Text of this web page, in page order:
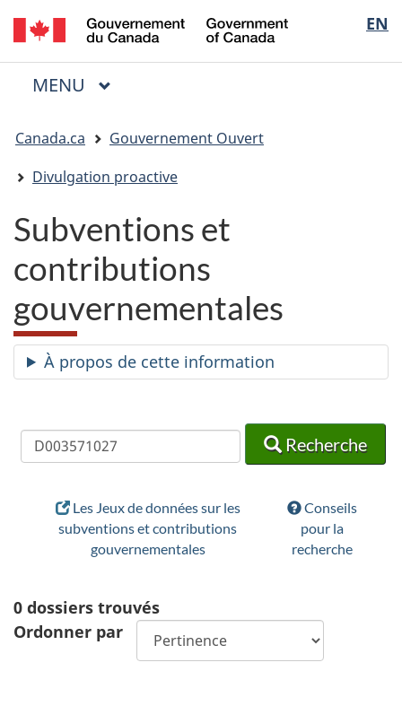
Passer
au
contenu
Passer
à
« Au
Passer
à
la
EN
of
Menu
MENU PRINCIPAL
êtes
ici
Canada.ca
Gouvernement Ouvert
Divulgation proactive
Subventions et
contributions
gouvernementales
À propos de cette information
Recherche
Recherche
Recherche
Les Jeux de données sur les
subventions et contributions
gouvernementales
Conseils
pour la
recherche
0 dossiers trouvés
Ordonner par